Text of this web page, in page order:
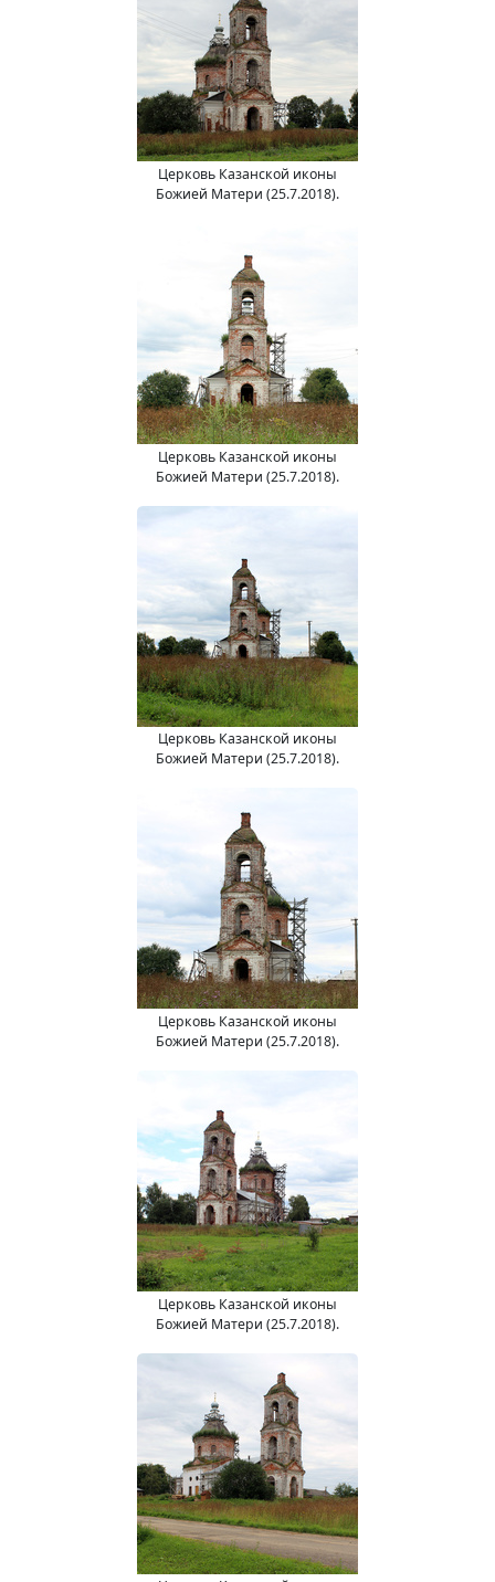
Церковь Казанской иконы
Божией Матери (25.7.2018).
Церковь Казанской иконы
Божией Матери (25.7.2018).
Церковь Казанской иконы
Божией Матери (25.7.2018).
Церковь Казанской иконы
Божией Матери (25.7.2018).
Церковь Казанской иконы
Божией Матери (25.7.2018).